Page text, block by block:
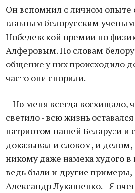
Он вспомнил о личном опыте
главным белорусским ученым
Нобелевской премии по
Алферовым. По словам
общение у них происходило
часто они спорили.
- Но меня всегда восхищало,
светило - всю жизнь
патриотом нашей Беларуси и
доказывал и словом, и делом,
никому даже намека худого в
ведь были и другие примеры,
Александр Лукашенко. - Я